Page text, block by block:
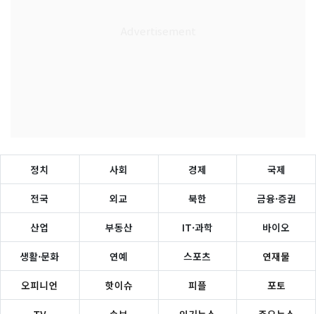
정치 사회 경제 국제
전국 외교 북한 금융·증권
산업 부동산 IT·과학 바이오
생활·문화 연예 스포츠 연재물
오피니언 핫이슈 피플 포토